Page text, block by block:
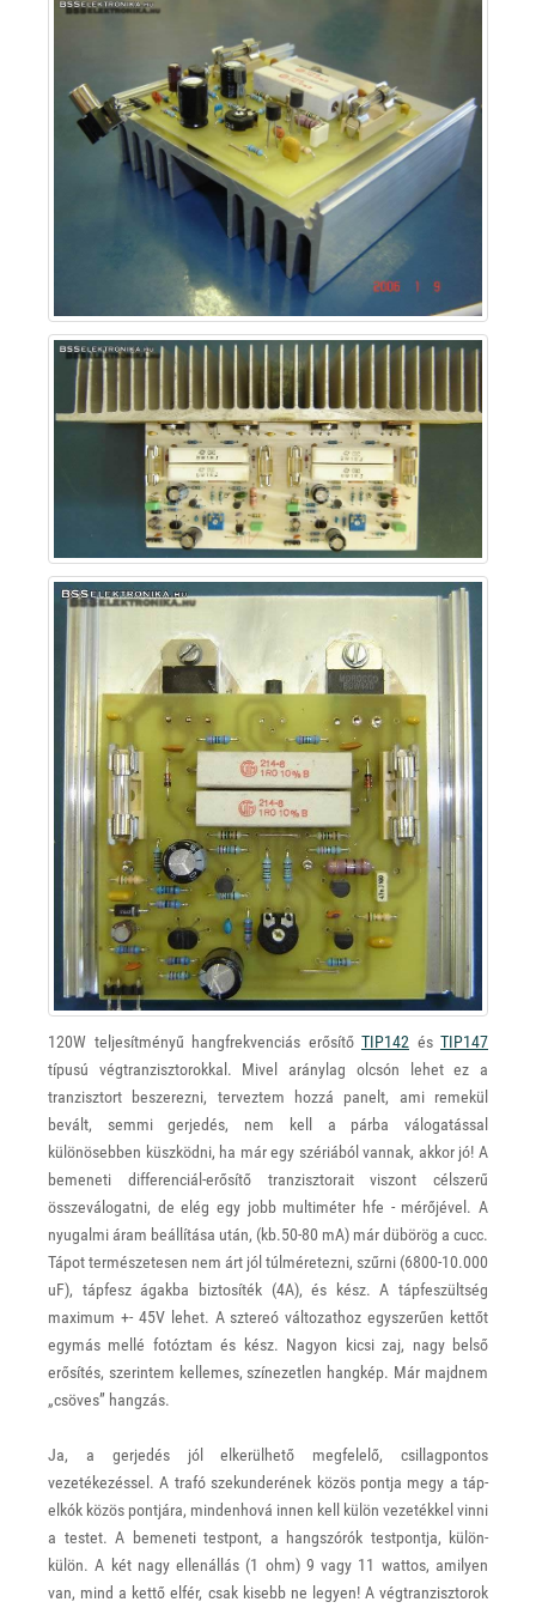
120W teljesítményű hangfrekvenciás erősítő TIP142 és TIP147
típusú végtranzisztorokkal. Mivel aránylag olcsón lehet ez a
tranzisztort beszerezni, terveztem hozzá panelt, ami remekül
bevált, semmi gerjedés, nem kell a párba válogatással
különösebben küszködni, ha már egy szériából vannak, akkor jó! A
bemeneti differenciál-erősítő tranzisztorait viszont célszerű
összeválogatni, de elég egy jobb multiméter hfe - mérőjével. A
nyugalmi áram beállítása után, (kb.50-80 mA) már dübörög a cucc.
Tápot természetesen nem árt jól túlméretezni, szűrni (6800-10.000
uF), tápfesz ágakba biztosíték (4A), és kész. A tápfeszültség
maximum +- 45V lehet. A sztereó változathoz egyszerűen kettőt
egymás mellé fotóztam és kész. Nagyon kicsi zaj, nagy belső
erősítés, szerintem kellemes, színezetlen hangkép. Már majdnem
„csöves” hangzás.
Ja, a gerjedés jól elkerülhető megfelelő, csillagpontos
vezetékezéssel. A trafó szekunderének közös pontja megy a táp-
elkók közös pontjára, mindenhová innen kell külön vezetékkel vinni
a testet. A bemeneti testpont, a hangszórók testpontja, külön-
külön. A két nagy ellenállás (1 ohm) 9 vagy 11 wattos, amilyen
van, mind a kettő elfér, csak kisebb ne legyen! A végtranzisztorok